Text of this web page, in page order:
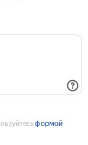
формой